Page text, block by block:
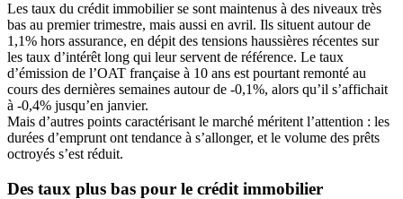
Les taux du crédit immobilier se sont maintenus à des niveaux très
bas au premier trimestre, mais aussi en avril. Ils situent autour de
1,1% hors assurance, en dépit des tensions haussières récentes sur
les taux d’intérêt long qui leur servent de référence. Le taux
d’émission de l’OAT française à 10 ans est pourtant remonté au
cours des dernières semaines autour de -0,1%, alors qu’il s’affichait
à -0,4% jusqu’en janvier.
Mais d’autres points caractérisant le marché méritent l’attention : les
durées d’emprunt ont tendance à s’allonger, et le volume des prêts
octroyés s’est réduit.
Des taux plus bas pour le crédit immobilier